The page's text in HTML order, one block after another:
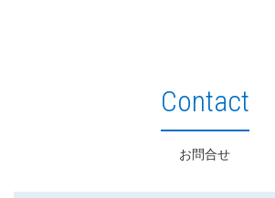
Contact
お問合せ